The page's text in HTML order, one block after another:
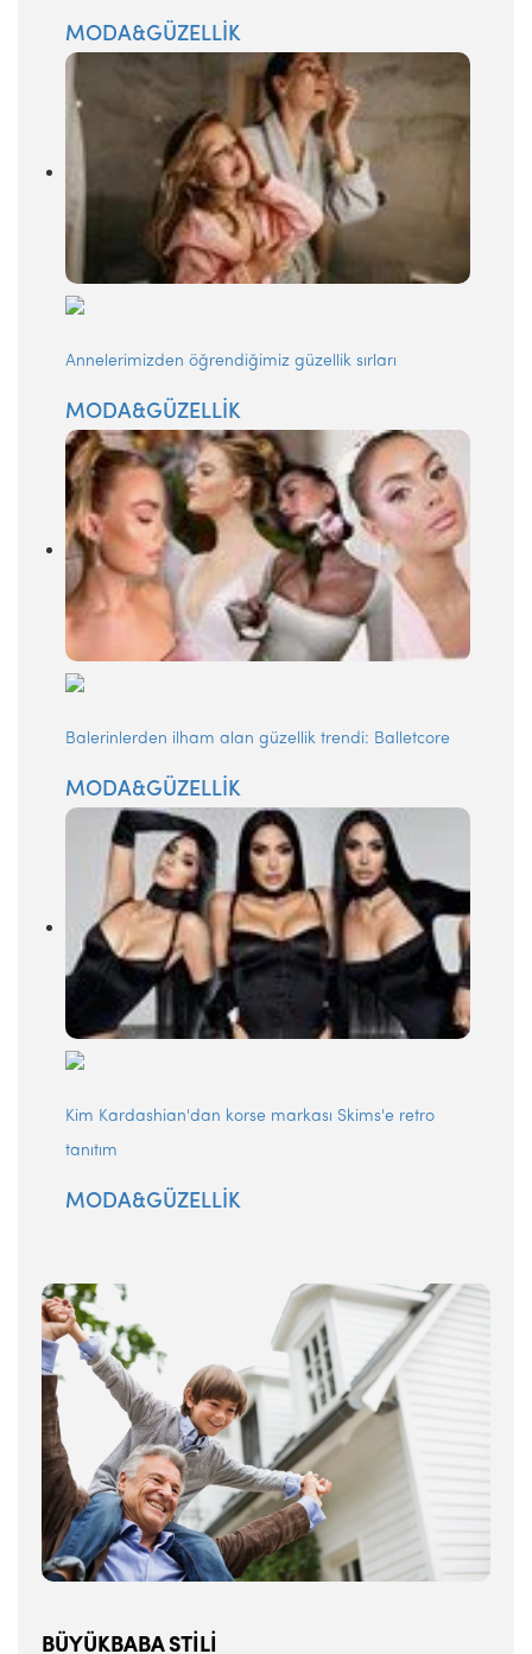
MODA&GÜZELLİK
Annelerimizden öğrendiğimiz güzellik sırları
MODA&GÜZELLİK
Balerinlerden ilham alan güzellik trendi: Balletcore
MODA&GÜZELLİK
Kim Kardashian'dan korse markası Skims'e retro
tanıtım
MODA&GÜZELLİK
BÜYÜKBABA STİLİ